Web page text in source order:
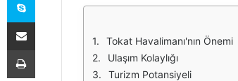
Tokat Havalimanı'nın Önemi
Ulaşım Kolaylığı
Turizm Potansiyeli
E-Posta ile paylaş